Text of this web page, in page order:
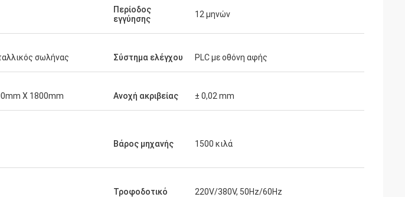
Περίοδος
εγγύησης
12 μηνών
σωλήνας Σύστημα ελέγχου PLC με οθόνη αφής
X 1800mm Ανοχή ακριβείας ± 0,02 mm
Βάρος μηχανής 1500 κιλά
Τροφοδοτικό 220V/380V, 50Hz/60Hz